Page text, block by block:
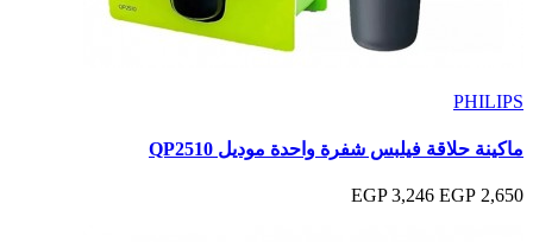
PHILIPS
ماكينة حلاقة فيلبس شفرة واحدة موديل QP2510
2,650 EGP
3,246 EGP